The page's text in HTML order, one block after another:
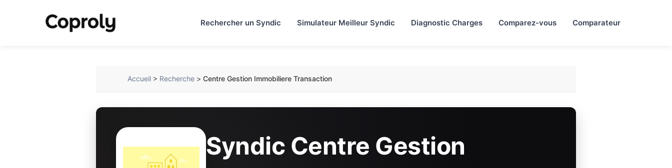
Rechercher un Syndic Simulateur Meilleur Syndic Diagnostic Charges Comparez-vous Comparateur
Accueil > Recherche > Centre Gestion Immobiliere Transaction
Syndic Centre Gestion